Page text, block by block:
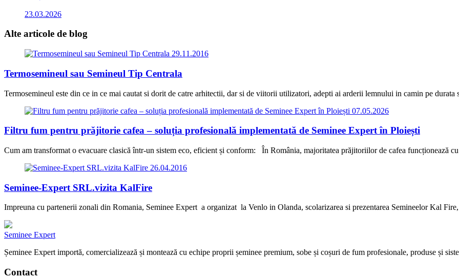
23.03.2026
Alte articole de blog
29.11.2016
Termosemineul sau Semineul Tip Centrala
Termosemineul este din ce in ce mai cautat si dorit de catre arhitectii, dar si de viitorii utilizatori, adepti ai arderii lemnului in camin pe durata
07.05.2026
Filtru fum pentru prăjitorie cafea – soluția profesională implementată de Seminee Expert în Ploiești
Cum am transformat o evacuare clasică într-un sistem eco, eficient și conform: În România, majoritatea prăjitoriilor de cafea funcționează
26.04.2016
Seminee-Expert SRL.vizita KalFire
Impreuna cu partenerii zonali din Romania, Seminee Expert a organizat la Venlo in Olanda, scolarizarea si prezentarea Semineelor Kal
Seminee Expert
Șeminee Expert importă, comercializează și montează cu echipe proprii șeminee premium, sobe și coșuri de fum profesionale, produse și
Contact